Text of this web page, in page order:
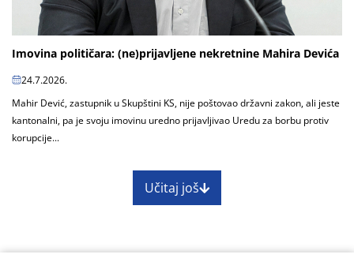
Imovina političara: (ne)prijavljene nekretnine Mahira Devića
24.7.2026.
Mahir Dević, zastupnik u Skupštini KS, nije poštovao državni zakon, ali jeste
kantonalni, pa je svoju imovinu uredno prijavljivao Uredu za borbu protiv
korupcije...
Učitaj još